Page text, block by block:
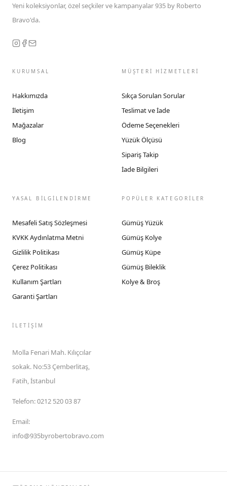
Yeni koleksiyonlar, özel seçkiler ve kampanyalar 935 by Roberto
Bravo'da.
KURUMSAL
Hakkımızda
İletişim
Mağazalar
Blog
MÜŞTERİ HİZMETLERİ
Sıkça Sorulan Sorular
Teslimat ve İade
Ödeme Seçenekleri
Yüzük Ölçüsü
Sipariş Takip
İade Bilgileri
YASAL BİLGİLENDİRME
Mesafeli Satış Sözleşmesi
KVKK Aydınlatma Metni
Gizlilik Politikası
Çerez Politikası
Kullanım Şartları
Garanti Şartları
POPÜLER KATEGORİLER
Gümüş Yüzük
Gümüş Kolye
Gümüş Küpe
Gümüş Bileklik
Kolye & Broş
İLETIŞIM
Molla Fenari Mah. Kılıçcılar
sokak. No:53 Çemberlitaş,
Fatih, İstanbul
Telefon:0212 520 03 87
Email:
info@935byrobertobravo.com